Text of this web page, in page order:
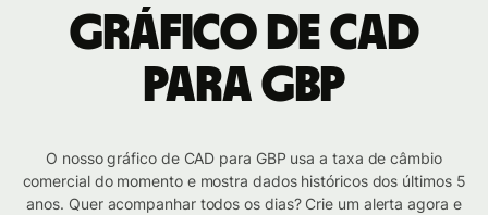
Gráfico de CAD
para GBP
O nosso gráfico de CAD para GBP usa a taxa de câmbio
comercial do momento e mostra dados históricos dos últimos 5
anos. Quer acompanhar todos os dias? Crie um alerta agora e